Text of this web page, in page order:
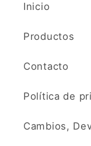
Inicio
Productos
Contacto
Política de
Cambios,